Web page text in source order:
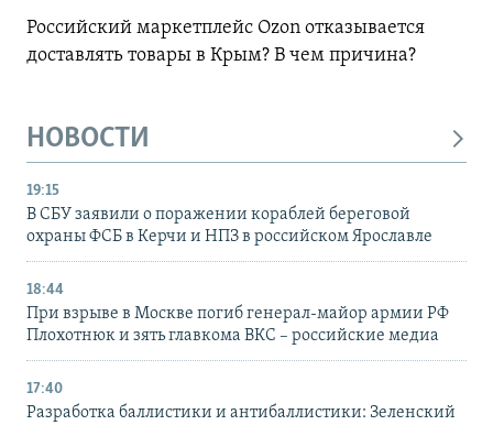
Российский маркетплейс Ozon отказывается
доставлять товары в Крым? В чем причина?
НОВОСТИ
19:15
В СБУ заявили о поражении кораблей береговой
охраны ФСБ в Керчи и НПЗ в российском Ярославле
18:44
При взрыве в Москве погиб генерал-майор армии РФ
Плохотнюк и зять главкома ВКС – российские медиа
17:40
Разработка баллистики и антибаллистики: Зеленский